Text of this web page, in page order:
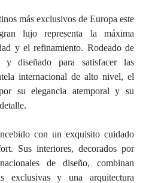
más exclusivos de Europa este
lujo representa la máxima
y el refinamiento. Rodeado de
y diseñado para satisfacer las
internacional de alto nivel, el
su elegancia atemporal y su
con un exquisito cuidado
Sus interiores, decorados por
de diseño, combinan
exclusivas y una arquitectura